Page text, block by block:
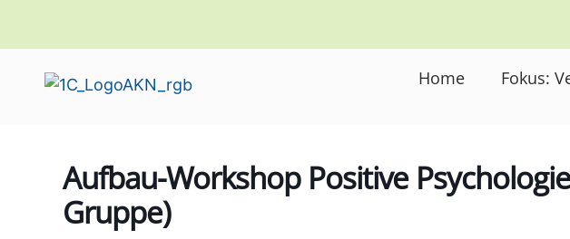
Home Fokus:
Aufbau-Workshop Positive
Gruppe)